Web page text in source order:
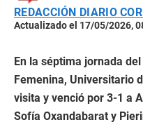
REDACCIÓN DIARIO
Actualizado el 17/05/2026,
En la séptima jornada
Femenina, Universitario
visita y venció por 3-1 a
Sofía Oxandabarat y